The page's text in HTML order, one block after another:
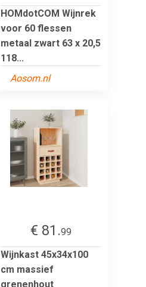
HOMdotCOM Wijnrek
voor 60 flessen
metaal zwart 63 x 20,5
118...
Aosom.nl
€ 81.99
Wijnkast 45x34x100
cm massief
grenenhout